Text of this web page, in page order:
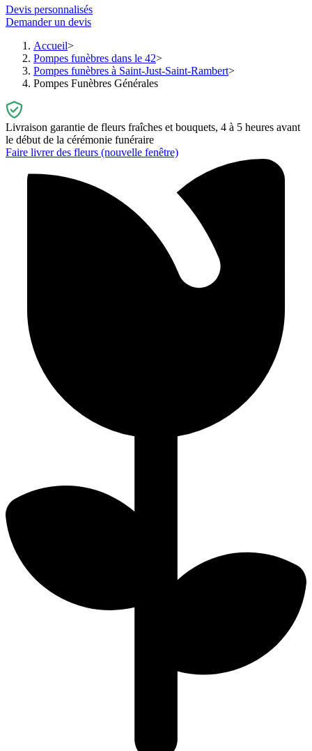
Devis personnalisés
Demander un devis
Accueil
Pompes funèbres dans le 42
Pompes funèbres à Saint-Just-Saint-Rambert
Pompes Funèbres Générales
Livraison garantie de fleurs fraîches et bouquets, 4 à 5 heures avant
le début de la cérémonie funéraire
Faire livrer des fleurs (nouvelle fenêtre)